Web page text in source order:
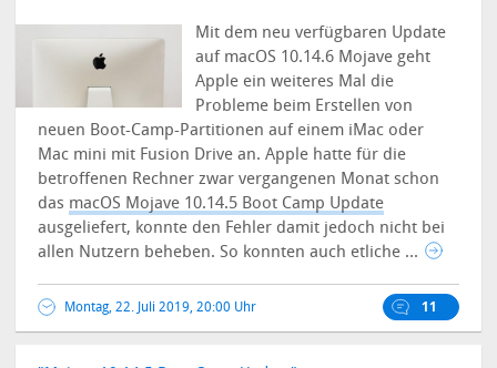
Mit dem neu verfügbaren Update
auf macOS 10.14.6 Mojave geht
Apple ein weiteres Mal die
Probleme beim Erstellen von
neuen Boot-Camp-Partitionen auf einem iMac oder
Mac mini mit Fusion Drive an. Apple hatte für die
betroffenen Rechner zwar vergangenen Monat schon
das macOS Mojave 10.14.5 Boot Camp Update
ausgeliefert, konnte den Fehler damit jedoch nicht bei
allen Nutzern beheben. So konnten auch etliche ...
Montag, 22. Juli 2019, 20:00 Uhr 11